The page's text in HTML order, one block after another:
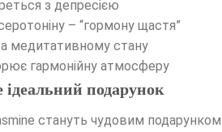
з депресією
– “гормону щастя”
медитативному стану
гармонійну атмосферу
подарунок
стануть чудовим